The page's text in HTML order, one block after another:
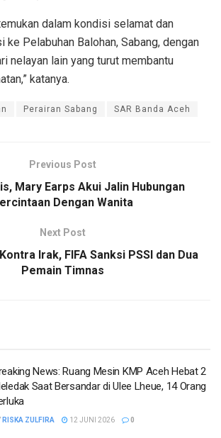
dalam kondisi selamat dan
ke Pelabuhan Balohan, Sabang, dengan
nelayan lain yang turut membantu
katanya.
Perairan Sabang SAR Banda Aceh
Previous Post
Mary Earps Akui Jalin Hubungan
Dengan Wanita
Next Post
Irak, FIFA Sanksi PSSI dan Dua
Pemain Timnas
News: Ruang Mesin KMP Aceh Hebat 2
Saat Bersandar di Ulee Lheue, 14 Orang
RISKA ZULFIRA 12 JUNI 2026 0